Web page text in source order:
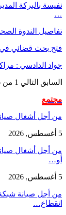
نفيسة بالبركة
…
تفاصيل الندوة
فتح بحث قضائي في
جواد الدادسي :
السابق التالي 1 من 26
مجتمع
من أجل أشغال
5 أغسطس, 2026
من أجل أشغال
أو…
5 أغسطس, 2026
من أجل صيانة
انقطاع…